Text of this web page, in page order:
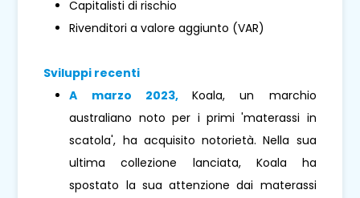
Capitalisti di rischio
Rivenditori a valore aggiunto (VAR)
Sviluppi recenti
A marzo 2023,Koala, un marchio
australiano noto per i primi 'materassi in
scatola', ha acquisito notorietà. Nella sua
ultima collezione lanciata, Koala ha
spostato la sua attenzione dai materassi